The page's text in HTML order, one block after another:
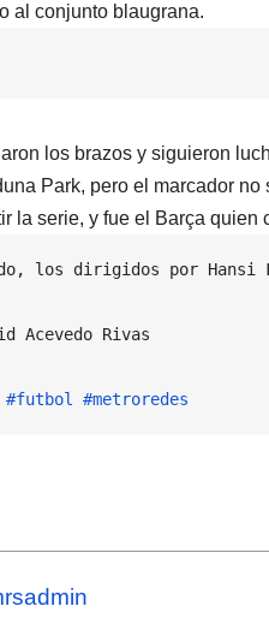
al conjunto blaugrana.
los brazos y siguieron
Park, pero el marcador
la serie, y fue el Barça quien
los dirigidos por Hansi
Acevedo Rivas
#futbol #metroredes